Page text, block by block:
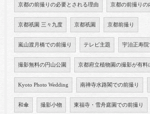
京都の前撮りの必要とされる理由 京都の前撮りの
京都祇園 三々九度 京都祇園 京都前撮り
嵐山渡月橋での前撮り テレビ主題 宇治正寿院
撮影無料の円山公園 京都府立植物園の撮影が有料
Kyoto Photo Wedding 南禅寺水路閣での前撮り
和傘 撮影小物 東福寺・雪舟庭園での前撮り